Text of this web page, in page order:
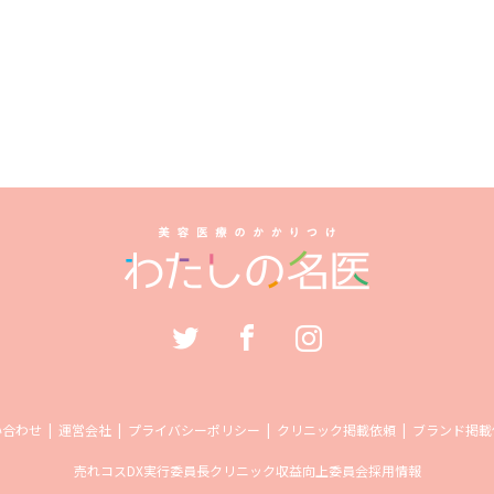
わせ 運営会社 プライバシーポリシー クリニック掲載依頼 ブランド掲
売れコスDX実行委員長クリニック収益向上委員会採用情報